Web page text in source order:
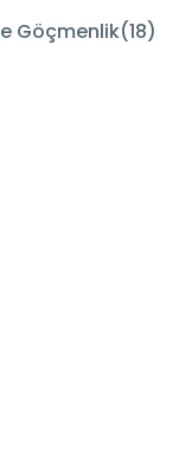
Göçmenlik(18)